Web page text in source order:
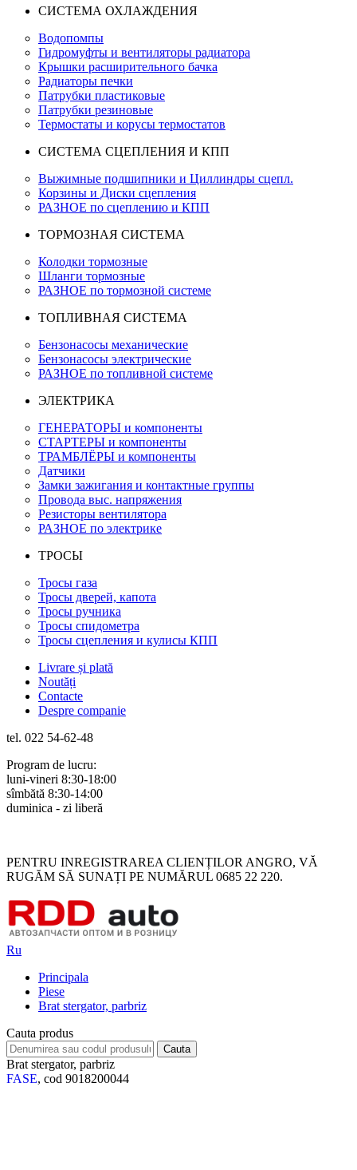
СИСТЕМА ОХЛАЖДЕНИЯ
Водопомпы
Гидромуфты и вентиляторы радиатора
Крышки расширительного бачка
Радиаторы печки
Патрубки пластиковые
Патрубки резиновые
Термостаты и корусы термостатов
СИСТЕМА СЦЕПЛЕНИЯ И КПП
Выжимные подшипники и Циллиндры сцепл.
Корзины и Диски сцепления
РАЗНОЕ по сцеплению и КПП
ТОРМОЗНАЯ СИСТЕМА
Колодки тормозные
Шланги тормозные
РАЗНОЕ по тормозной системе
ТОПЛИВНАЯ СИСТЕМА
Бензонасосы механические
Бензонасосы электрические
РАЗНОЕ по топливной системе
ЭЛЕКТРИКА
ГЕНЕРАТОРЫ и компоненты
СТАРТЕРЫ и компоненты
ТРАМБЛЁРЫ и компоненты
Датчики
Замки зажигания и контактные группы
Провода выс. напряжения
Резисторы вентилятора
РАЗНОЕ по электрике
ТРОСЫ
Тросы газа
Тросы дверей, капота
Тросы ручника
Тросы спидометра
Тросы сцепления и кулисы КПП
Livrare și plată
Noutăți
Contacte
Despre companie
tel. 022 54-62-48
Program de lucru:
luni-vineri 8:30-18:00
sîmbătă 8:30-14:00
duminica - zi liberă
PENTRU INREGISTRAREA CLIENȚILOR ANGRO, VĂ
RUGĂM SĂ SUNAȚI PE NUMĂRUL 0685 22 220.
Ru
Principala
Piese
Brat stergator, parbriz
Cauta produs
Brat stergator, parbriz
FASE, cod 9018200044